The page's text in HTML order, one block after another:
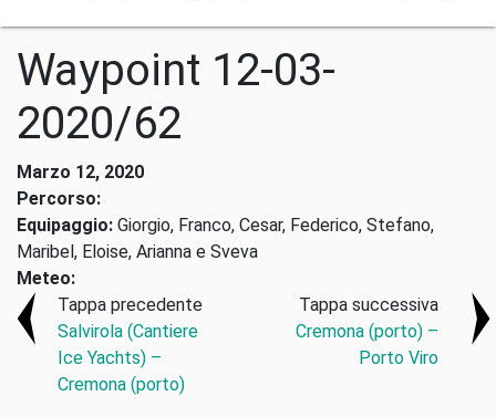
Waypoint 12-03-
2020/62
Marzo 12, 2020
Percorso:
Equipaggio: Giorgio, Franco, Cesar, Federico, Stefano,
Maribel, Eloise, Arianna e Sveva
Meteo:
Tappa precedente
Salvirola (Cantiere
Ice Yachts) –
Cremona (porto)
Tappa successiva
Cremona (porto) –
Porto Viro